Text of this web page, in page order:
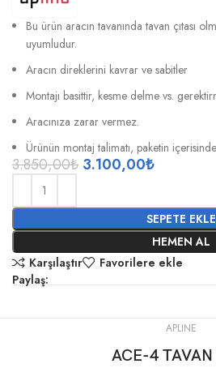
Bu ürün aracın tavanında tavan çıtası
uyumludur.
Aracın direklerini kavrar ve sabitler
Montajı basittir, kesme delme vs.
Aracınıza zarar vermez.
Ürünün montaj talimatı, paketin
3.850,00₺ 3.100,00₺
SEPETE EKLE
HEMEN AL
Karşılaştır
Favorilere ekle
Paylaş:
APLINE
ACE-4 TAVAN